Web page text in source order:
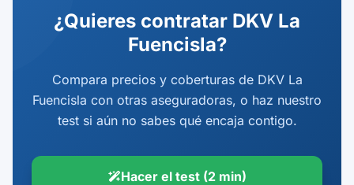
¿Quieres contratar DKV La
Fuencisla?
Compara precios y coberturas de DKV La
Fuencisla con otras aseguradoras, o haz nuestro
test si aún no sabes qué encaja contigo.
Hacer el test (2 min)